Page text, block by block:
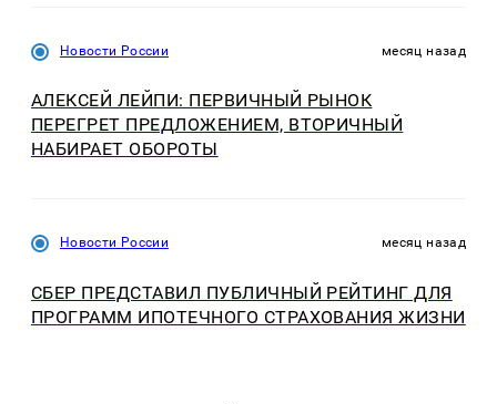
Новости России месяц назад
АЛЕКСЕЙ ЛЕЙПИ: ПЕРВИЧНЫЙ РЫНОК
ПЕРЕГРЕТ ПРЕДЛОЖЕНИЕМ, ВТОРИЧНЫЙ
НАБИРАЕТ ОБОРОТЫ
Новости России месяц назад
СБЕР ПРЕДСТАВИЛ ПУБЛИЧНЫЙ РЕЙТИНГ ДЛЯ
ПРОГРАММ ИПОТЕЧНОГО СТРАХОВАНИЯ ЖИЗНИ